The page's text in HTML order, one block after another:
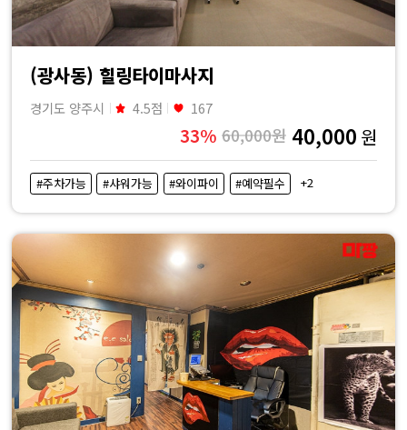
(광사동) 힐링타이마사지
경기도 양주시 4.5점 167
33% 60,000원 40,000 원
#주차가능 #샤워가능 #와이파이 #예약필수 +2